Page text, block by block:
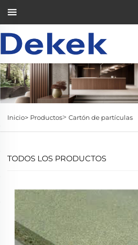
Inicio> Productos> Cartón de partículas
TODOS LOS PRODUCTOS